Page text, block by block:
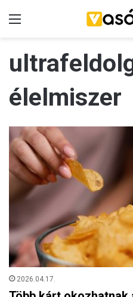
élelmiszer
2026.04.17.